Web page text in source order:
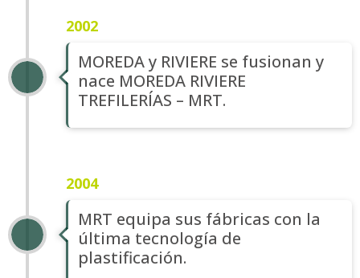
2002
MOREDA y RIVIERE se fusionan y
nace MOREDA RIVIERE
TREFILERÍAS – MRT.
2004
MRT equipa sus fábricas con la
última tecnología de
plastificación.